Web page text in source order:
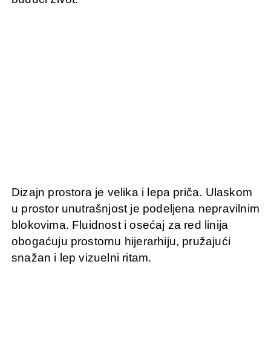
Dizajn prostora je velika i lepa priča. Ulaskom
u prostor unutrašnjost je podeljena nepravilnim
blokovima. Fluidnost i osećaj za red linija
obogaćuju prostornu hijerarhiju, pružajući
snažan i lep vizuelni ritam.